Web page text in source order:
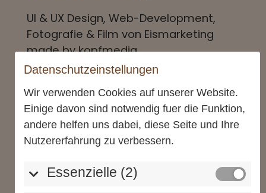
Datenschutzeinstellungen
Wir verwenden Cookies auf unserer Website.
Einige davon sind notwendig fuer die Funktion,
andere helfen uns dabei, diese Seite und Ihre
Nutzererfahrung zu verbessern.
Essenzielle (2)
UI & UX Design, Web-Development,
Fotografie & Film von Eismarketing
made by kopfmedia.
kopfmedia.de|eismarketing.de
KOPF MEDIA GmbH
Bahnhofstraße 14
77746 Schutterwald